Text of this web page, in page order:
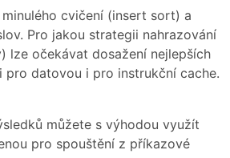
cvičení (insert sort) a
Pro jakou strategii nahrazování
lze očekávat dosažení nejlepších
pro datovou i pro instrukční cache.
můžete s výhodou využít
pro spouštění z příkazové